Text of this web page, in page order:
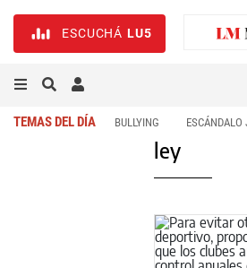
ESCUCHÁ LU5
TEMAS DEL DÍA BULLYING ESCÁNDALO
ley